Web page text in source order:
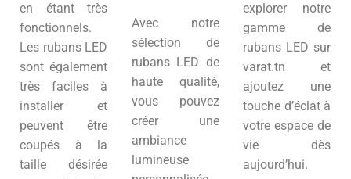
en étant très
fonctionnels.
Les rubans LED
sont également
très faciles à
installer et
peuvent être
coupés à la
taille désirée
Avec notre
sélection de
rubans LED de
haute qualité,
vous pouvez
créer une
ambiance
lumineuse
explorer notre
gamme de
rubans LED sur
varat.tn et
ajoutez une
touche d’éclat à
votre espace de
vie dès
aujourd’hui.